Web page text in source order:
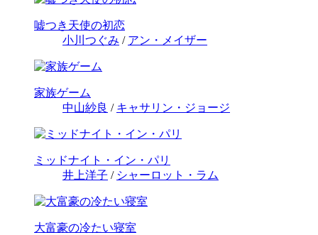
嘘つき天使の初恋
小川つぐみ / アン・メイザー
家族ゲーム
中山紗良 / キャサリン・ジョージ
ミッドナイト・イン・パリ
井上洋子 / シャーロット・ラム
大富豪の冷たい寝室